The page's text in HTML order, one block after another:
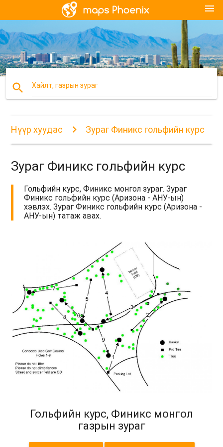
menu
search Хайлт, газрын зураг
Нүүр хуудас Зураг Финикс гольфийн курс
Зураг Финикс гольфийн курс
Гольфийн курс, Финикс монгол зураг. Зураг
Финикс гольфийн курс (Аризона - АНУ-ын)
хэвлэх. Зураг Финикс гольфийн курс (Аризона -
АНУ-ын) татаж авах.
Гольфийн курс, Финикс монгол
газрын зураг